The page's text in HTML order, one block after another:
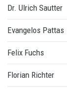
Dr. Ulrich Sautter
Evangelos Pattas
Felix Fuchs
Florian Richter